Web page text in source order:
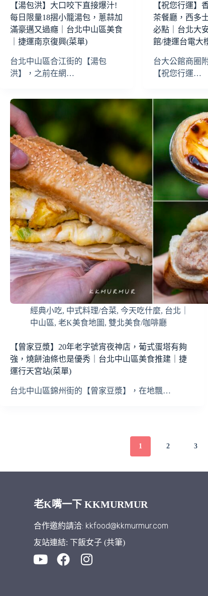
【湯包洪】大口咬下直接爆汁!
每日限量18摺小籠湯包，蔥蒜加
滿豪邁又過癮｜台北中山區美食
｜捷運南京復興(菜單)
台北中山區合江街的【湯包
洪】，之前在網…
【祝您行運】
茶餐廳，西多
必點｜台北大
館/捷運台電大
台大公館商圈
【祝您行運…
經典小吃, 中式料理/合菜, 今天吃什麼, 台北｜
中山區, 老K美食地圖 , 雙北美食/咖啡廳
【曾家豆漿】20年老字號宵夜神店，葡式蛋塔有夠
強，燒餅油條也是優秀｜台北中山區美食推建｜捷
運行天宮站(菜單)
台北中山區錦州街的【曾家豆漿】，在地飄…
1 2 3
老K嘴一下 KKMURMUR
合作邀約請洽: kkfood@kkmurmur.com
友站連結: 下飯女子 (共筆)